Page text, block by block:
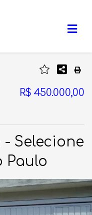
R$ 450.000,00
Selecione
Paulo